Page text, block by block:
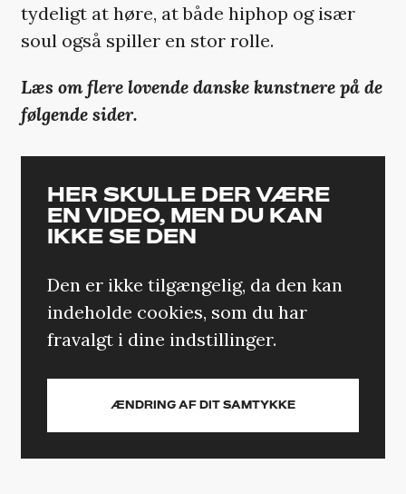
tydeligt at høre, at både hiphop og især
soul også spiller en stor rolle.
Læs om flere lovende danske kunstnere på de
følgende sider.
HER SKULLE DER VÆRE
EN VIDEO, MEN DU KAN
IKKE SE DEN
Den er ikke tilgængelig, da den kan
indeholde cookies, som du har
fravalgt i dine indstillinger.
ÆNDRING AF DIT SAMTYKKE